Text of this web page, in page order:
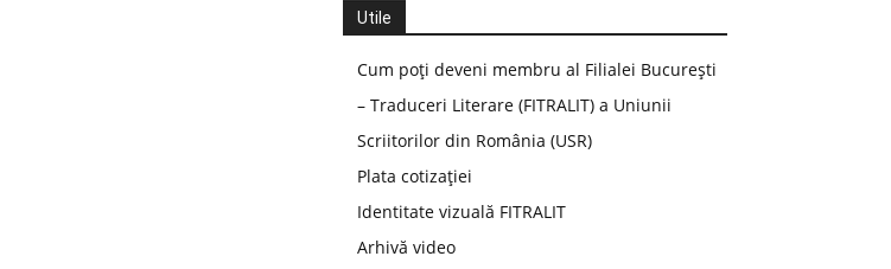
Utile
Cum poți deveni membru al Filialei București
– Traduceri Literare (FITRALIT) a Uniunii
Scriitorilor din România (USR)
Plata cotizației
Identitate vizuală FITRALIT
Arhivă video